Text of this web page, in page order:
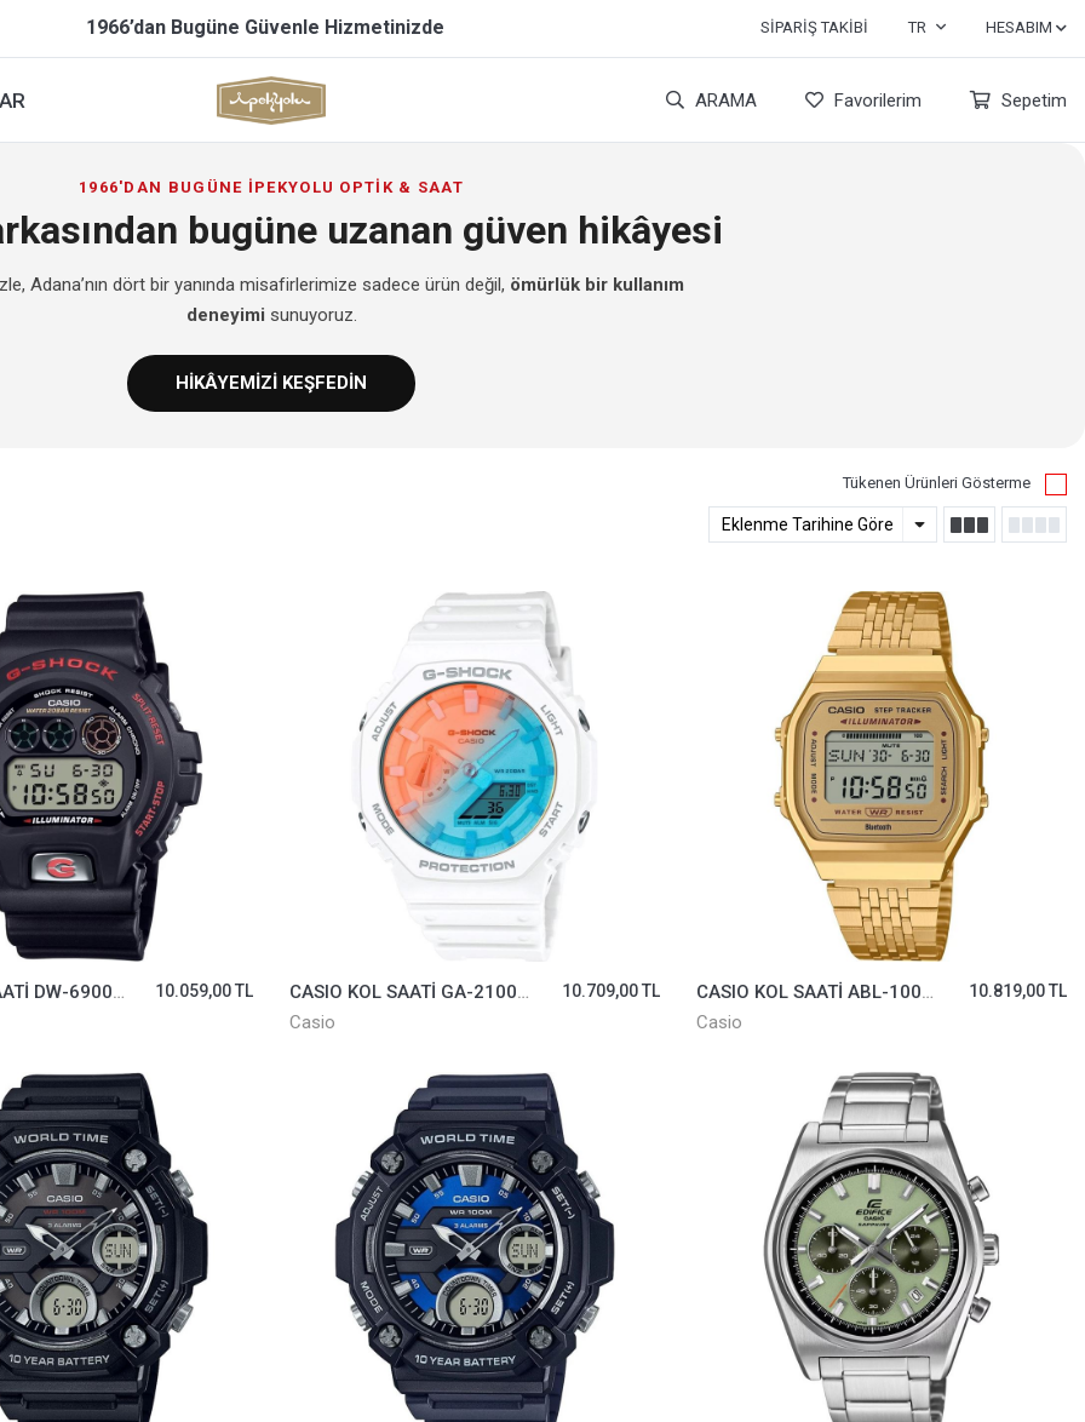
1966’dan Bugüne Güvenle Hizmetinizde SIPARIŞ TAKIBI TR HESABIM
ARAMA Favorilerim Sepetim
1966'DAN BUGÜNE İPEKYOLU OPTİK & SAAT
bugüne uzanan güven hikâyesi
Adana’nın dört bir yanında misafirlerimize sadece ürün değil, ömürlük bir kullanım
deneyimi sunuyoruz.
HİKÂYEMİZİ KEŞFEDİN
Tükenen Ürünleri Gösterme
CASIO KOL SAATİ DW-6900TR-1DR
10.059,00 TL
CASIO KOL SAATİ GA-2100TL-7ADR
Casio
10.709,00 TL
CASIO KOL SAATİ ABL-100WEG-9ADF
Casio
10.819,00 TL